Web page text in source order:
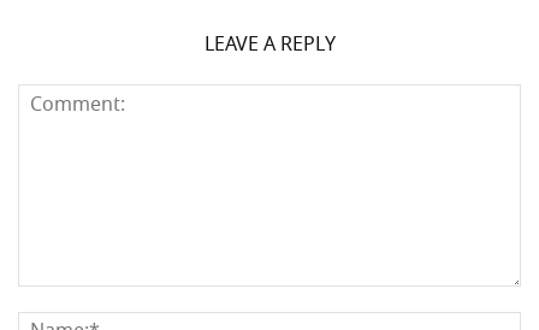
LEAVE A REPLY